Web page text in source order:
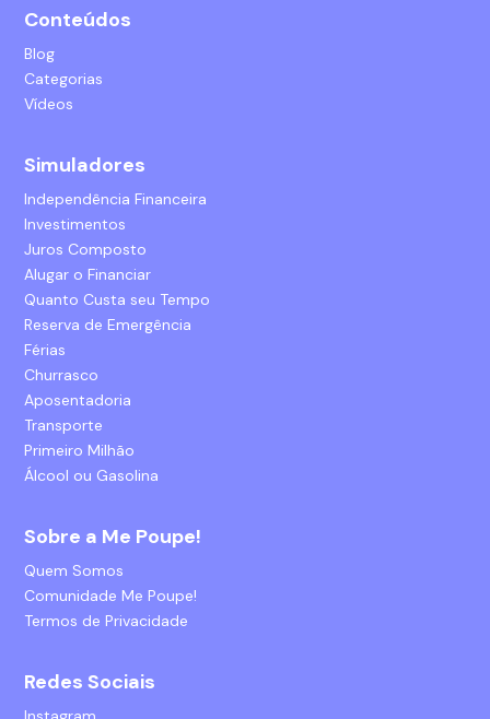
Conteúdos
Blog
Categorias
Vídeos
Simuladores
Independência Financeira
Investimentos
Juros Composto
Alugar o Financiar
Quanto Custa seu Tempo
Reserva de Emergência
Férias
Churrasco
Aposentadoria
Transporte
Primeiro Milhão
Álcool ou Gasolina
Sobre a Me Poupe!
Quem Somos
Comunidade Me Poupe!
Termos de Privacidade
Redes Sociais